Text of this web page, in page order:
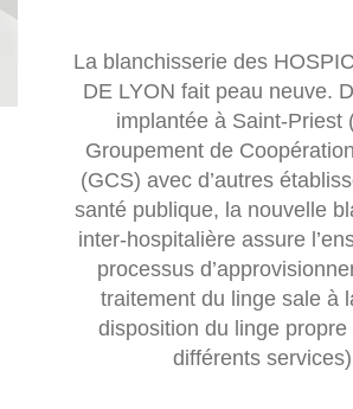
La blanchisserie des
DE LYON fait peau neuve.
implantée à Saint-Priest
Groupement de
(GCS) avec d’autres
santé publique, la nouvelle
inter-hospitalière assure
processus
traitement du linge sale à
disposition du linge propre
différents